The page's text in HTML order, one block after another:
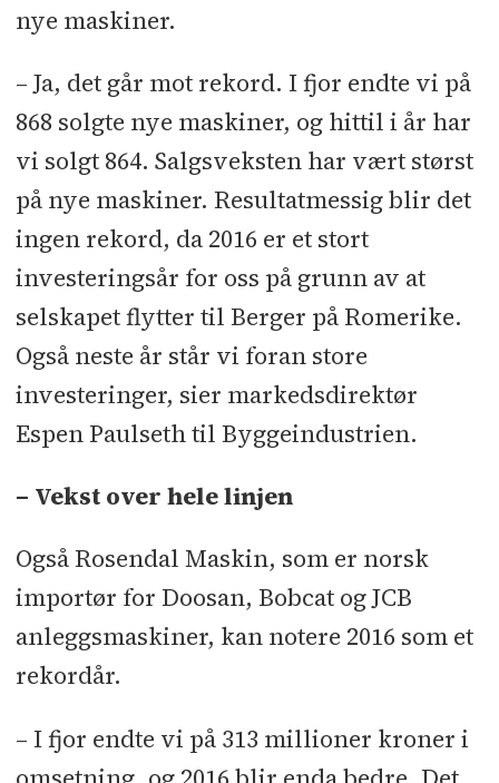
nye maskiner.
– Ja, det går mot rekord. I fjor endte vi på
868 solgte nye maskiner, og hittil i år har
vi solgt 864. Salgsveksten har vært størst
på nye maskiner. Resultatmessig blir det
ingen rekord, da 2016 er et stort
investeringsår for oss på grunn av at
selskapet flytter til Berger på Romerike.
Også neste år står vi foran store
investeringer, sier markedsdirektør
Espen Paulseth til Byggeindustrien.
– Vekst over hele linjen
Også Rosendal Maskin, som er norsk
importør for Doosan, Bobcat og JCB
anleggsmaskiner, kan notere 2016 som et
rekordår.
– I fjor endte vi på 313 millioner kroner i